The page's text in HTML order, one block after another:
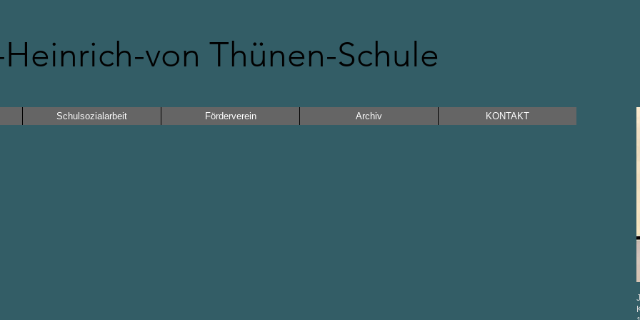
von Thünen-Schule
Schulsozialarbeit Förderverein Archiv KONTAKT